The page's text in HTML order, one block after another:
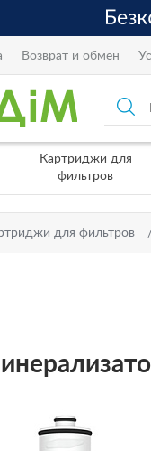
Возврат и обмен
Картриджи для
фильтров
для фильтров